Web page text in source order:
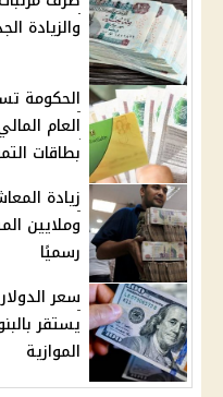
والزيادة
الحكومة
بطاقات
وملايين
رسميًا
الموازية